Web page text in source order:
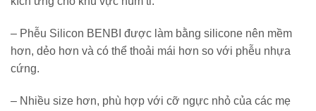
– Phễu Silicon BENBI được làm bằng silicone nên mềm
hơn, dẻo hơn và có thể thoải mái hơn so với phễu nhựa
cứng.
– Nhiều size hơn, phù hợp với cỡ ngực nhỏ của các mẹ